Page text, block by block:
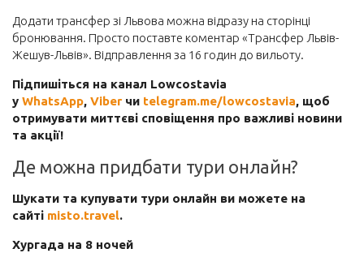
Авіаквитки на будь-який напрямок
Авіаквитки лоукостів
Готель
Автобусні квитки
Страхування
Додати трансфер зі Львова можна відразу на сторінці
бронювання. Просто поставте коментар «Трансфер Львів-
Жешув-Львів». Відправлення за 16 годин до вильоту.
Підпишіться на канал Lowcostavia
у WhatsApp, Viber чи telegram.me/lowcostavia, щоб
отримувати миттєві сповіщення про важливі новини
та акції!
Де можна придбати тури онлайн?
Шукати та купувати тури онлайн ви можете на
сайті misto.travel.
Хургада на 8 ночей